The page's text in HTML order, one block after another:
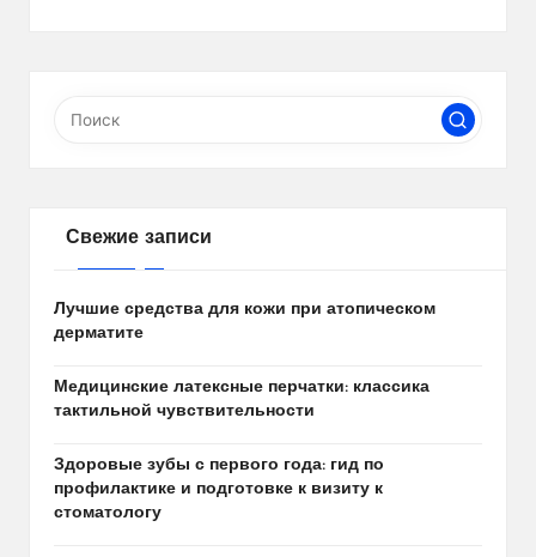
Свежие записи
Лучшие средства для кожи при атопическом
дерматите
Медицинские латексные перчатки: классика
тактильной чувствительности
Здоровые зубы с первого года: гид по
профилактике и подготовке к визиту к
стоматологу